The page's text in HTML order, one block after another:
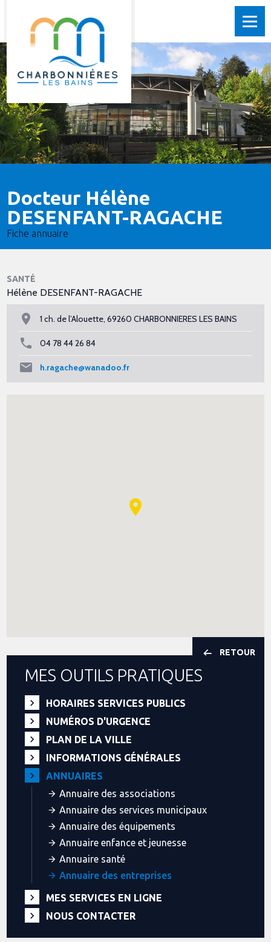
Docteur Hélène
DESENFANT-RAGACHE
Fiche annuaire
SANTÉ
Hélène DESENFANT-RAGACHE
1 ch. de l’Alouette, 69260 CHARBONNIERES LES BAINS
04 78 44 26 84
h.ragache@wanadoo.fr
RETOUR
MES OUTILS PRATIQUES
HORAIRES SERVICES PUBLICS
NUMÉROS D'URGENCE
PLAN DE LA VILLE
INFORMATIONS GÉNÉRALES
ANNUAIRES
Annuaire des associations
Annuaire des services municipaux
Annuaire des équipements
Annuaire enfance et jeunesse
Annuaire santé
Annuaire des entreprises
MES SERVICES EN LIGNE
NOUS CONTACTER